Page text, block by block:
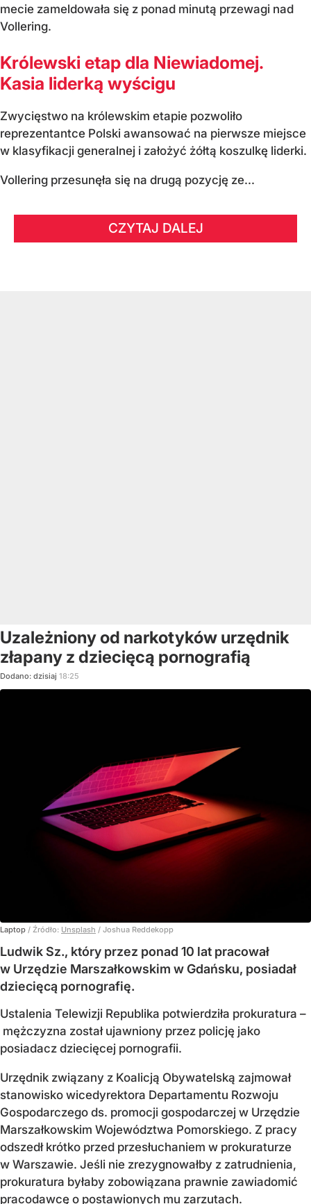
mecie zameldowała się z ponad minutą przewagi nad
Vollering.
Królewski etap dla Niewiadomej.
Kasia liderką wyścigu
Zwycięstwo na królewskim etapie pozwoliło
reprezentantce Polski awansować na pierwsze miejsce
w klasyfikacji generalnej i założyć żółtą koszulkę liderki.
Vollering przesunęła się na drugą pozycję ze...
CZYTAJ DALEJ
Uzależniony od narkotyków urzędnik
złapany z dziecięcą pornografią
Dodano: dzisiaj 18:25
Laptop / Źródło: Unsplash / Joshua Reddekopp
Ludwik Sz., który przez ponad 10 lat pracował
w Urzędzie Marszałkowskim w Gdańsku, posiadał
dziecięcą pornografię.
Ustalenia Telewizji Republika potwierdziła prokuratura –
mężczyzna został ujawniony przez policję jako
posiadacz dziecięcej pornografii.
Urzędnik związany z Koalicją Obywatelską zajmował
stanowisko wicedyrektora Departamentu Rozwoju
Gospodarczego ds. promocji gospodarczej w Urzędzie
Marszałkowskim Województwa Pomorskiego. Z pracy
odszedł krótko przed przesłuchaniem w prokuraturze
w Warszawie. Jeśli nie zrezygnowałby z zatrudnienia,
prokuratura byłaby zobowiązana prawnie zawiadomić
pracodawcę o postawionych mu zarzutach.